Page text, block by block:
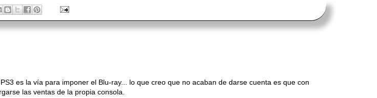
es la vía para imponer el Blu-ray... lo que creo que no acaban de darse cuenta es que con
las ventas de la propia consola.